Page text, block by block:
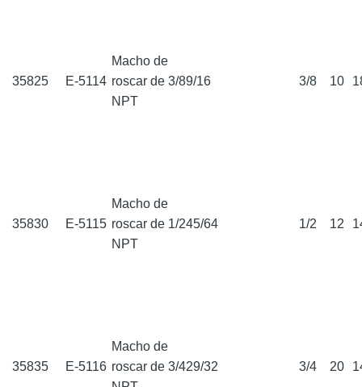
35825 E-5114
Macho de
roscar de 3/8
NPT
9/16 3/8 10
35830 E-5115
Macho de
roscar de 1/2
NPT
45/64 1/2 12
35835 E-5116
Macho de
roscar de 3/429/32 3/4 20